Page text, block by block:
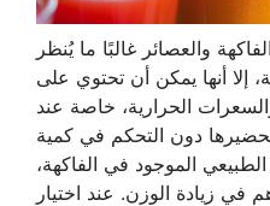
والعصائر غالبًا ما يُنظر
إلا أنها يمكن أن تحتوي على
الحرارية، خاصة عند
دون التحكم في كمية
الموجود في الفاكهة،
في زيادة الوزن. عند اختيار